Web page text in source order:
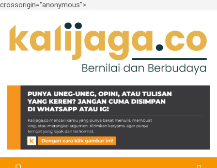
crossorigin="anonymous">
content
kalijaga.co